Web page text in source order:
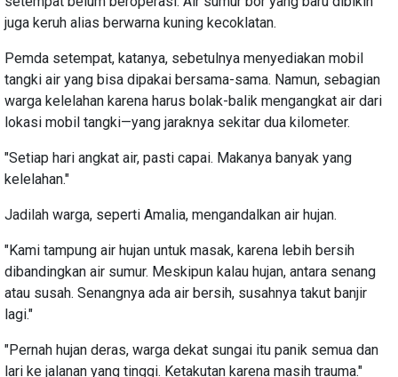
juga keruh alias berwarna kuning kecoklatan.
Pemda setempat, katanya, sebetulnya menyediakan mobil
tangki air yang bisa dipakai bersama-sama. Namun, sebagian
warga kelelahan karena harus bolak-balik mengangkat air dari
lokasi mobil tangki—yang jaraknya sekitar dua kilometer.
"Setiap hari angkat air, pasti capai. Makanya banyak yang
kelelahan."
Jadilah warga, seperti Amalia, mengandalkan air hujan.
"Kami tampung air hujan untuk masak, karena lebih bersih
dibandingkan air sumur. Meskipun kalau hujan, antara senang
atau susah. Senangnya ada air bersih, susahnya takut banjir
lagi."
"Pernah hujan deras, warga dekat sungai itu panik semua dan
lari ke jalanan yang tinggi. Ketakutan karena masih trauma."